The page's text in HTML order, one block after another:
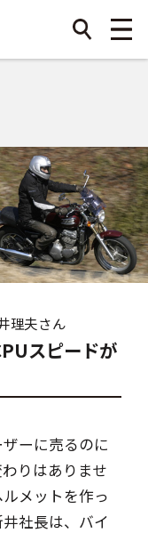
理夫さん
スピードが
ーに売るのに
りはありませ
メットを作っ
社長は、バイ